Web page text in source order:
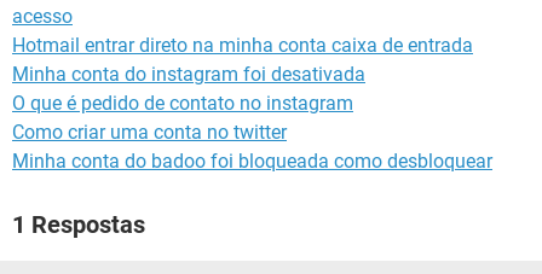
acesso
Hotmail entrar direto na minha conta caixa de entrada
Minha conta do instagram foi desativada
O que é pedido de contato no instagram
Como criar uma conta no twitter
Minha conta do badoo foi bloqueada como desbloquear
1 Respostas